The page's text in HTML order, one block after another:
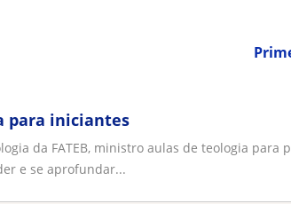
para iniciantes
da FATEB, ministro aulas de teologia para
e se aprofundar...